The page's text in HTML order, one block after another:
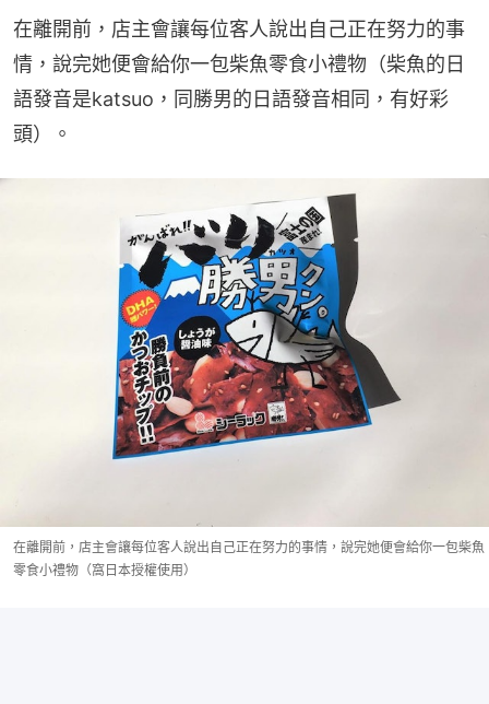
在離開前，店主會讓每位客人說出自己正在努力的事
情，說完她便會給你一包柴魚零食小禮物（柴魚的日
語發音是katsuo，同勝男的日語發音相同，有好彩
頭）。
在離開前，店主會讓每位客人說出自己正在努力的事情，說完她便會給你一包柴魚
零食小禮物（窩日本授權使用）